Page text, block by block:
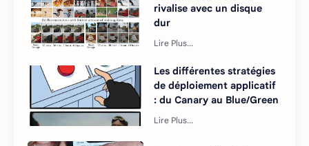
rivalise avec un disque
dur
Les différentes stratégies
de déploiement applicatif
: du Canary au Blue/Green